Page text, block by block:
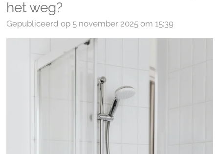
het weg?
Gepubliceerd op 5 november 2025 om 15:39